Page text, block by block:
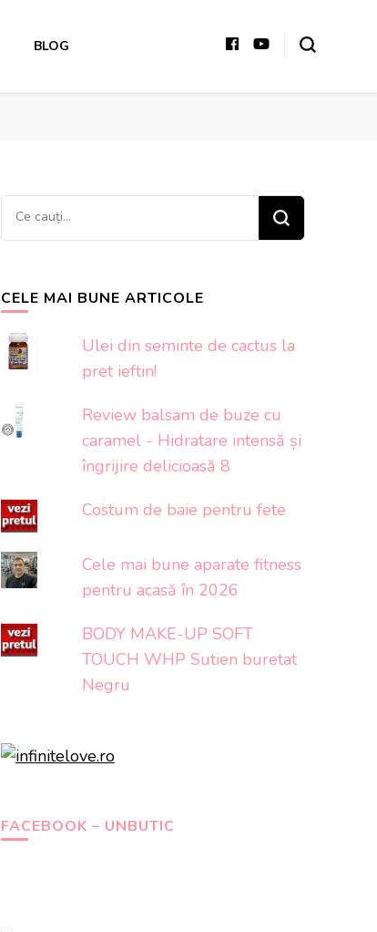
BLOG
Cauți
ceva?
CELE MAI BUNE ARTICOLE
Ulei din seminte de cactus la
pret ieftin!
Review balsam de buze cu
caramel - Hidratare intensă și
îngrijire delicioasă 8
Costum de baie pentru fete
Cele mai bune aparate fitness
pentru acasă în 2026
BODY MAKE-UP SOFT
TOUCH WHP Sutien buretat
Negru
FACEBOOK – UNBUTIC